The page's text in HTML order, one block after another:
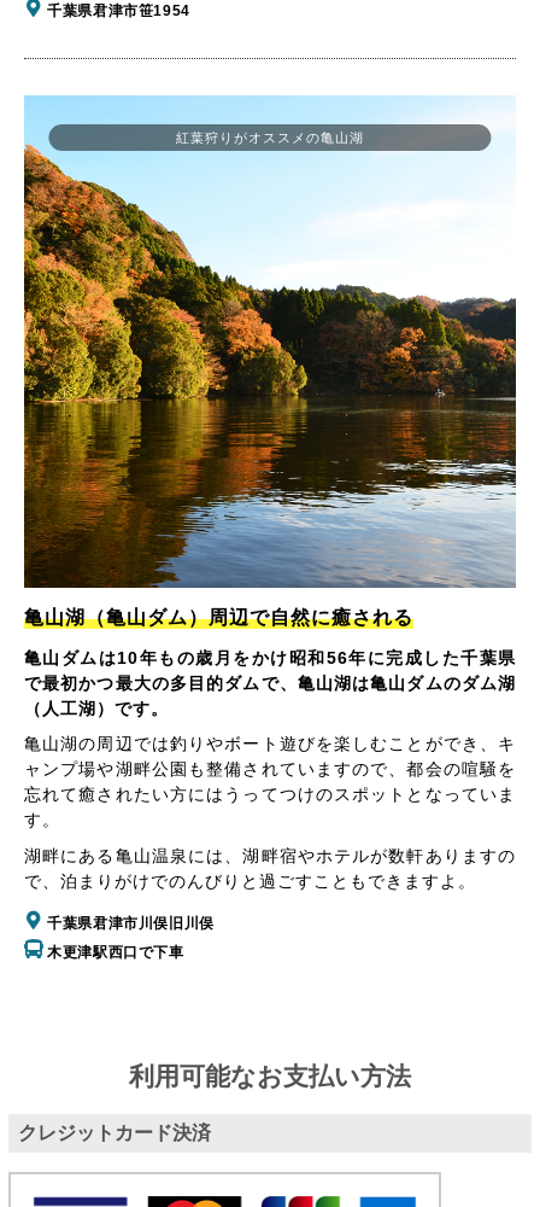
千葉県君津市笹1954
亀山湖（亀山ダム）周辺で自然に癒される
亀山ダムは10年もの歳月をかけ昭和56年に完成した千葉県
で最初かつ最大の多目的ダムで、亀山湖は亀山ダムのダム湖
（人工湖）です。
亀山湖の周辺では釣りやボート遊びを楽しむことができ、キ
ャンプ場や湖畔公園も整備されていますので、都会の喧騒を
忘れて癒されたい方にはうってつけのスポットとなっていま
す。
湖畔にある亀山温泉には、湖畔宿やホテルが数軒ありますの
で、泊まりがけでのんびりと過ごすこともできますよ。
千葉県君津市川俣旧川俣
木更津駅西口で下車
紅葉狩りがオススメの亀山湖
利用可能なお支払い方法
クレジットカード決済